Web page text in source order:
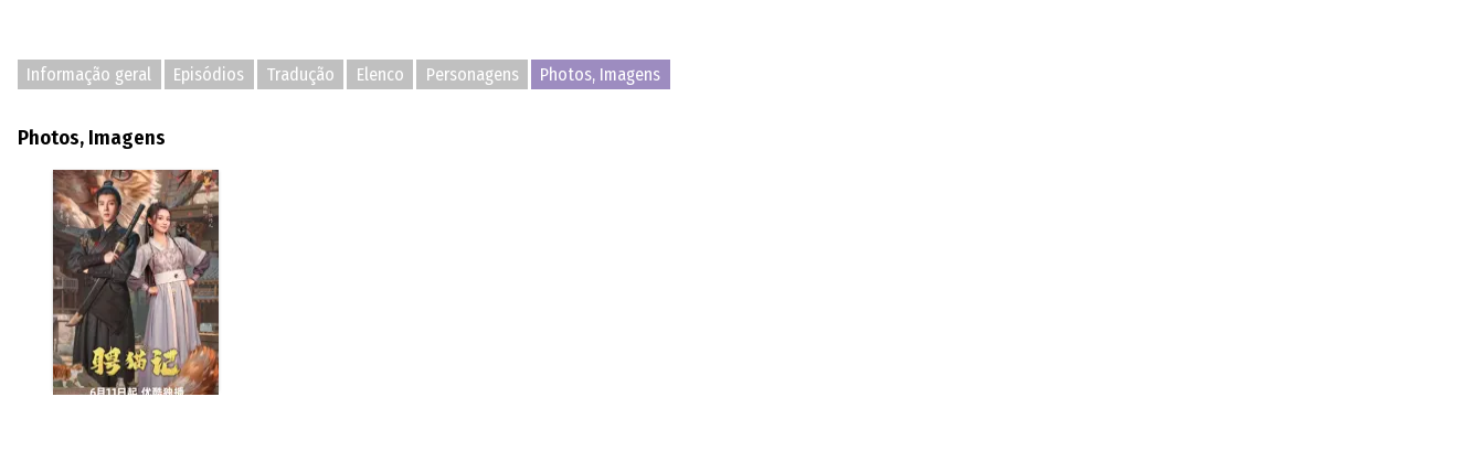
Informação geral Episódios Tradução Elenco Personagens Photos, Imagens
Photos, Imagens